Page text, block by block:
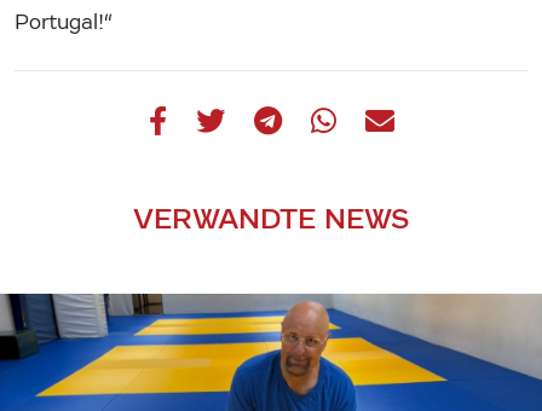
Portugal!“
VERWANDTE NEWS